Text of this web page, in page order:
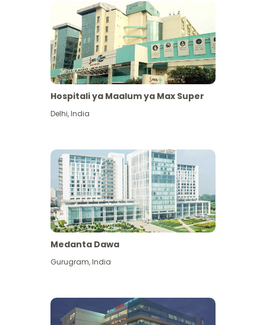
Hospitali ya Maalum ya Max Super
Delhi,India
Medanta Dawa
Gurugram,India